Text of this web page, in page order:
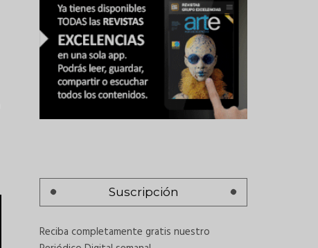
Suscripción
Reciba completamente gratis nuestro